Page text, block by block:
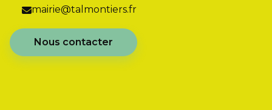
mairie@talmontiers.fr
Nous contacter